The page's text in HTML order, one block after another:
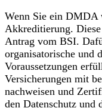
Wenn Sie ein DMDA
Akkreditierung.
Antrag vom BSI.
organisatorische und
Voraussetzungen
Versicherungen mit
nachweisen und
den Datenschutz